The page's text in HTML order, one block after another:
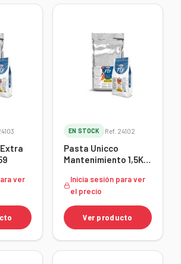
ver
EN STOCK Ref. 24102
Pasta Unicco
Mantenimiento 1,5Kg
Inicia sesión para ver
el precio
Ver producto